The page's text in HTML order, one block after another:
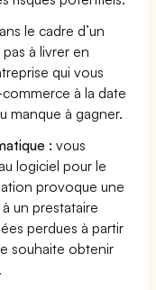
le cadre d’un
à livrer en
qui vous
à la date
manque à gagner.
: vous
logiciel pour le
provoque une
un prestataire
perdues à partir
souhaite obtenir